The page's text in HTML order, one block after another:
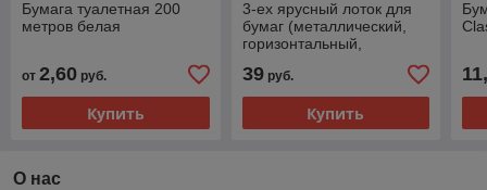
Бумага туалетная 200
метров белая
от 2,60 руб.
Купить
3-ех ярусный лоток для
бумаг (металлический,
горизонтальный,
39руб.
Купить
О нас